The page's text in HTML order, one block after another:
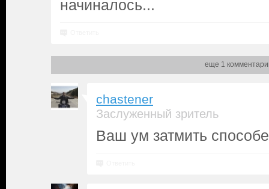
начиналось...
еще 1
chastener
Заслуженный зритель
Ваш ум затмить